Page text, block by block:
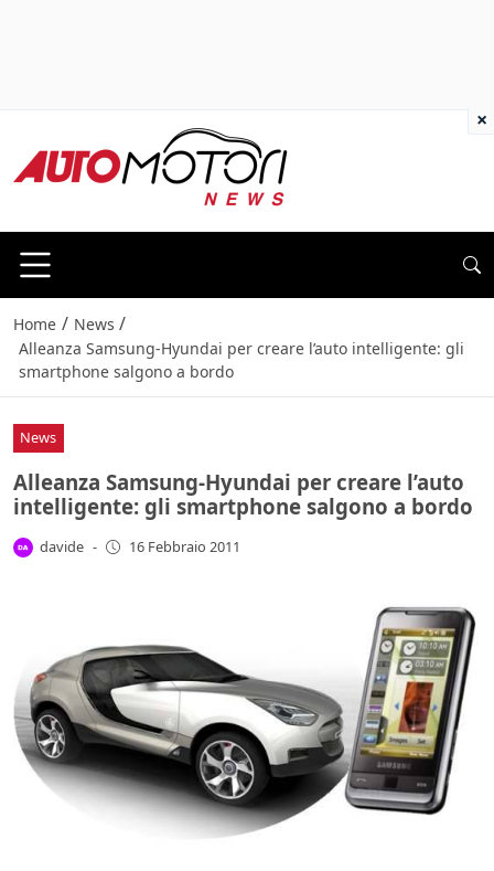
Home / News /
Alleanza Samsung-Hyundai per creare l’auto intelligente: gli
smartphone salgono a bordo
News
Alleanza Samsung-Hyundai per creare l’auto
intelligente: gli smartphone salgono a bordo
davide - 16 Febbraio 2011
×